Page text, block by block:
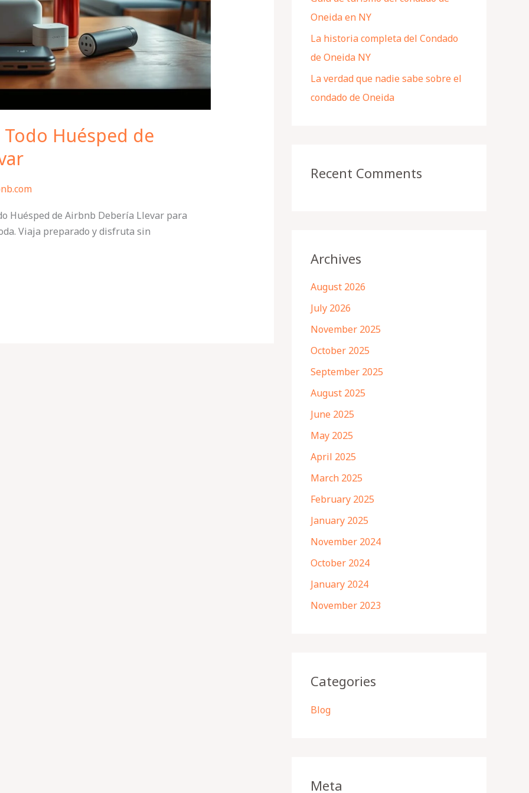
Huésped de
Huésped de Airbnb Debería Llevar para
Viaja preparado y disfruta sin
Oneida en NY
La historia completa del Condado
de Oneida NY
La verdad que nadie sabe sobre el
condado de Oneida
Recent Comments
Archives
August 2026
July 2026
November 2025
October 2025
September 2025
August 2025
June 2025
May 2025
April 2025
March 2025
February 2025
January 2025
November 2024
October 2024
January 2024
November 2023
Categories
Blog
Meta